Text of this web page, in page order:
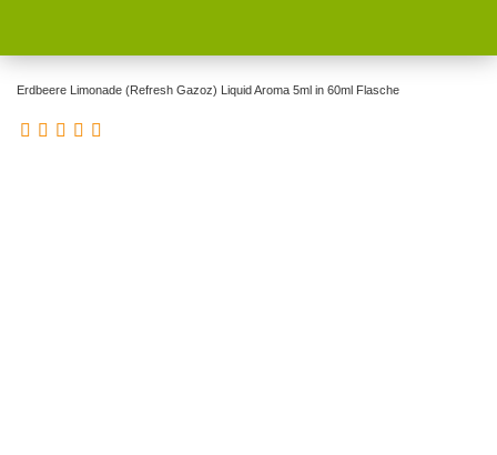
Erdbeere Limonade (Refresh Gazoz) Liquid Aroma 5ml in 60ml Flasche